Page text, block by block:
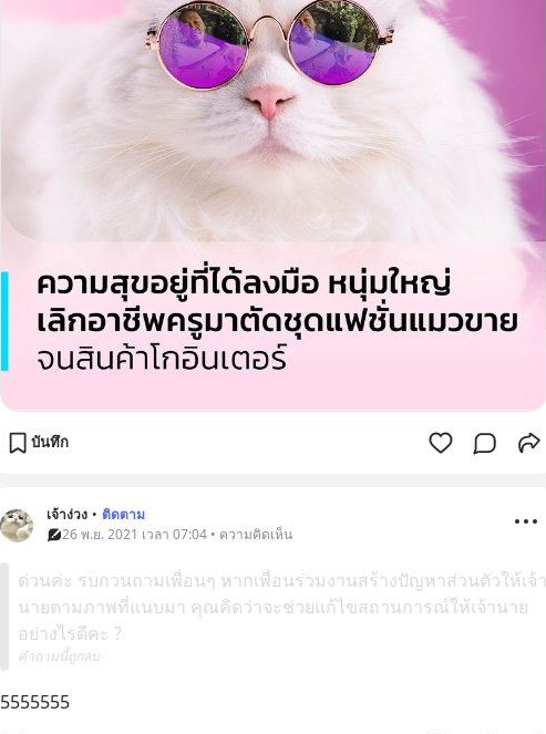
บันทึก
เจ้าง่วง • ติดตาม
26 พ.ย. 2021 เวลา 07:04 • ความคิดเห็น
ด่วนค่ะ รบกวนถามเพื่อนๆ หากเพื่อนร่วมงานสร้างปัญหาส่วนตัวให้เจ้า
นายตามภาพที่แนบมา คุณคิดว่าจะช่วยแก้ไขสถานการณ์ให้เจ้านาย
อย่างไรดีคะ ?
คำถามนี้ถูกลบ
5555555